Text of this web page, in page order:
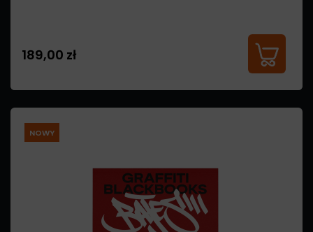
189,00 zł
NOWY